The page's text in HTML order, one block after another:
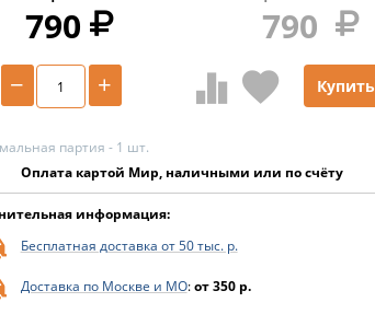
790 790
+
− Купить
партия - 1 шт.
Оплата картой Мир, наличными или по счёту
информация:
Бесплатная доставка от 50 тыс. р.
Доставка по Москве и МО:от 350 р.